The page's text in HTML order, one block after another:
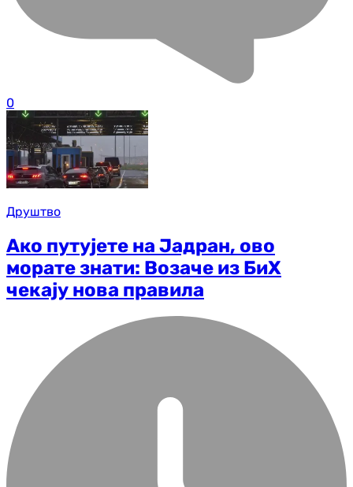
0
Друштво
Ако путујете на Јадран, ово
морате знати: Возаче из БиХ
чекају нова правила